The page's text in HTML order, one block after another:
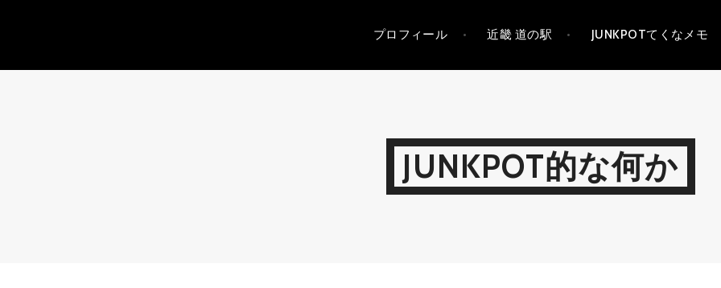
テ
プロフィール 近畿 道の駅 JUNKPOTてくなメモ
JUNKPOT的な何か